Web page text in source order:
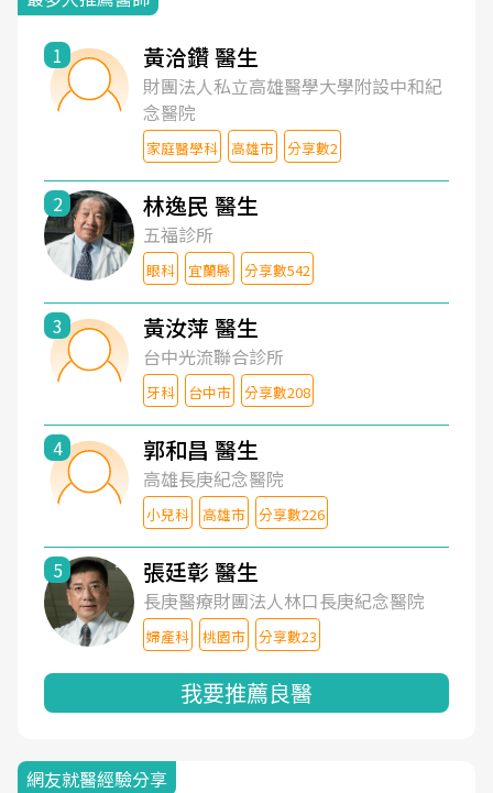
1 黃洽鑽 醫生
財團法人私立高雄醫學大學附設中和紀
念醫院
家庭醫學科 高雄市 分享數2
2 林逸民 醫生
五福診所
眼科 宜蘭縣 分享數542
3 黃汝萍 醫生
台中光流聯合診所
牙科 台中市 分享數208
4 郭和昌 醫生
高雄長庚紀念醫院
小兒科 高雄市 分享數226
5 張廷彰 醫生
長庚醫療財團法人林口長庚紀念醫院
婦產科 桃園市 分享數23
我要推薦良醫
網友就醫經驗分享